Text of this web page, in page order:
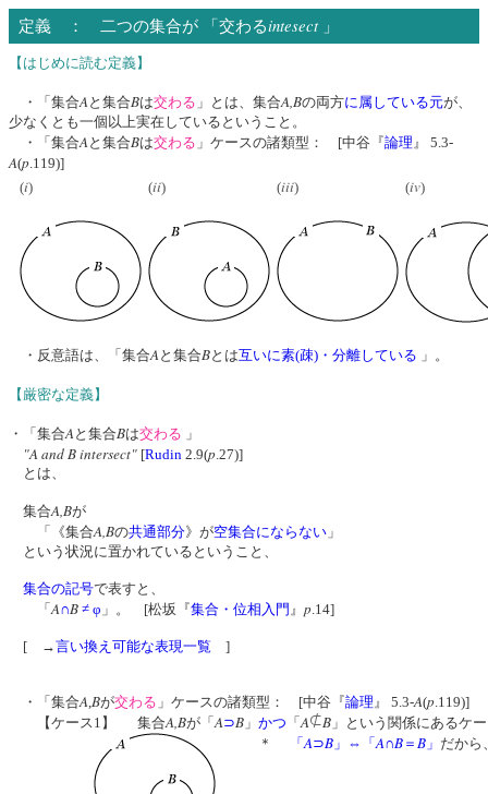
定義 ： 二つの集合が 「交わるintesect」
【はじめに読む定義】
・「集合Aと集合Bは交わる 」とは、集合A,Bの両方に属している元が、
少なくとも一個以上実在しているということ。
・「集合Aと集合Bは交わる 」ケースの諸類型： [中谷『論理』 5.3-
A(p.119)]
(i) (ii) (iii) (iv)
・反意語は、「集合Aと集合Bとは互いに素(疎)・分離している 」。
【厳密な定義】
・「集合Aと集合Bは交わる 」
"A and B intersect" [Rudin 2.9(p .27)]
とは、
集合A,Bが
「《集合A,Bの共通部分》が空集合にならない 」
という状況に置かれているということ、
集合の記号で表すと、
「 A∩B ≠ φ 」。 [松坂『集合・位相入門 』 p .14]
[ →言い換え可能な表現一覧 ]
・「集合ABが交わる 」ケースの諸類型： [中谷『論理 』 5.3-A(p .119)]
【ケース1】
集合A,Bが「 A⊃B 」 かつ 「 A B 」という関係にあるケ
＊
「 A⊃B 」⇔「 A∩B ＝ B 」 だから